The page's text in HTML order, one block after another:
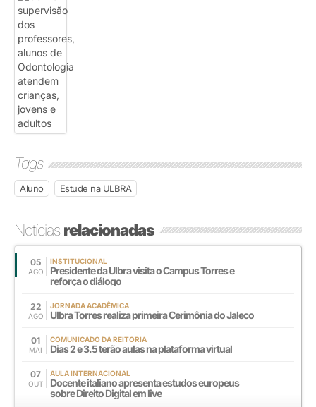
Tags
Aluno Estude na ULBRA
Notíciasrelacionadas
05
AGO
INSTITUCIONAL
Presidente da Ulbra visita o Campus Torres e
reforça o diálogo
22
AGO
JORNADA ACADÊMICA
Ulbra Torres realiza primeira Cerimônia do Jaleco
01
MAI
COMUNICADO DA REITORIA
Dias 2 e 3.5 terão aulas na plataforma virtual
07
OUT
AULA INTERNACIONAL
Docente italiano apresenta estudos europeus
sobre Direito Digital em live